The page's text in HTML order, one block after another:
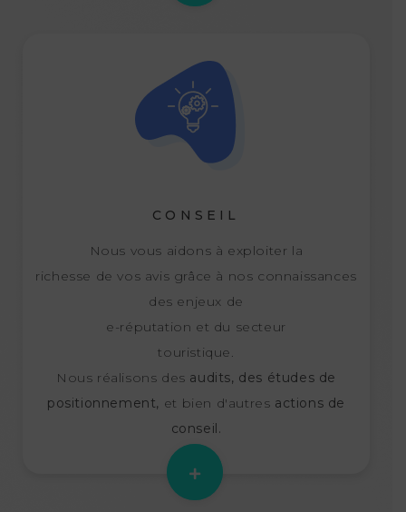
CONSEIL
Nous vous aidons à exploiter la
richesse de vos avis grâce à nos connaissances
des enjeux de
e-réputation et du secteur
touristique.
Nous réalisons des audits, des études de
positionnement, et bien d'autres actions de
conseil.